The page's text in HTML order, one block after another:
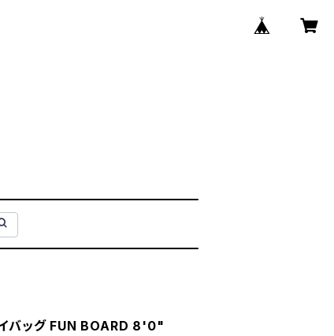
バッグ FUN BOARD 8'0"